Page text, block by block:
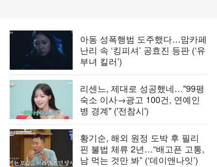
아동 성폭행범 도주했다…맘카페
난리 속 ‘킹피셔’ 공효진 등판 (‘유
부녀 킬러’)
리센느, 제대로 성공했네…"99평
숙소 이사→광고 100건, 연예인
병 경계" ('전참시')
황기순, 해외 원정 도박 후 필리
핀 불법 체류 2년…“배고픈 고통,
남 먹는 것만 봐” (‘데이앤나잇’)